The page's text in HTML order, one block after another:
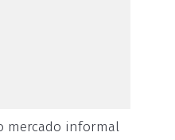
mercado informal